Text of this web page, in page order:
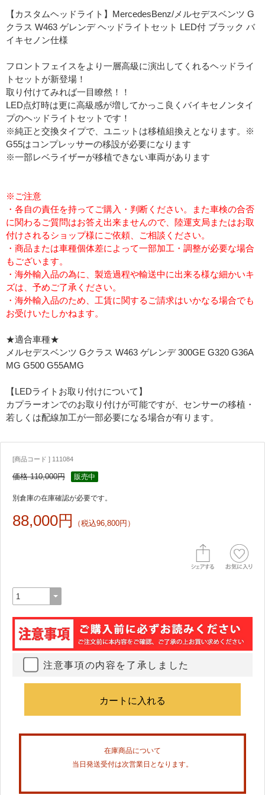
【カスタムヘッドライト】MercedesBenz/メルセデスベンツ G
クラス W463 ゲレンデ ヘッドライトセット LED付 ブラック バ
イキセノン仕様
フロントフェイスをより一層高級に演出してくれるヘッドライ
トセットが新登場！
取り付けてみれば一目瞭然！！
LED点灯時は更に高級感が増してかっこ良くバイキセノンタイ
プのヘッドライトセットです！
※純正と交換タイプで、ユニットは移植組換えとなります。※
G55はコンプレッサーの移設が必要になります
※一部レベライザーが移植できない車両があります
※ご注意
・各自の責任を持ってご購入・判断ください。また車検の合否
に関わるご質問はお答え出来ませんので、陸運支局またはお取
付けされるショップ様にご依頼、ご相談ください。
・商品または車種個体差によって一部加工・調整が必要な場合
もございます。
・海外輸入品の為に、製造過程や輸送中に出来る様な細かいキ
ズは、予めご了承ください。
・海外輸入品のため、工賃に関するご請求はいかなる場合でも
お受けいたしかねます。
★適合車種★
メルセデスベンツ Gクラス W463 ゲレンデ 300GE G320 G36A
MG G500 G55AMG
【LEDライトお取り付けについて】
カプラーオンでのお取り付けが可能ですが、センサーの移植・
若しくは配線加工が一部必要になる場合が有ります。
[商品コード ] 111084
価格 110,000円 販売中
別倉庫の在庫確認が必要です。
88,000円 （税込96,800円）
注意事項の内容を了承しました
在庫商品について
当日発送受付は次営業日となります。